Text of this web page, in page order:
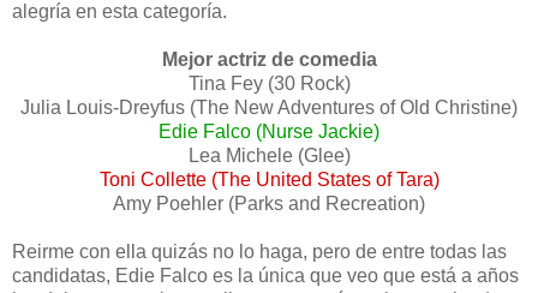
alegría en esta categoría.
Mejor actriz de comedia
Tina Fey (30 Rock)
Julia Louis-Dreyfus (The New Adventures of Old Christine)
Edie Falco (Nurse Jackie)
Lea Michele (Glee)
Toni Collette (The United States of Tara)
Amy Poehler (Parks and Recreation)
Reirme con ella quizás no lo haga, pero de entre todas las
candidatas, Edie Falco es la única que veo que está a años